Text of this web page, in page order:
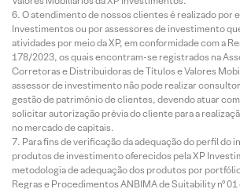
O atendimento de nossos clientes é realizado por
Investimentos ou por assessores de investimento
atividades por meio da XP, em conformidade com a
178/2023, os quais encontram-se registrados na
Corretoras e Distribuidoras de Títulos e Valores
assessor de investimento não pode realizar
gestão de patrimônio de clientes, devendo atuar
solicitar autorização prévia do cliente para a
no mercado de capitais.
Para fins de verificação da adequação do perfil do
produtos de investimento oferecidos pela XP
metodologia de adequação dos produtos por
Regras e Procedimentos ANBIMA de Suitability nº